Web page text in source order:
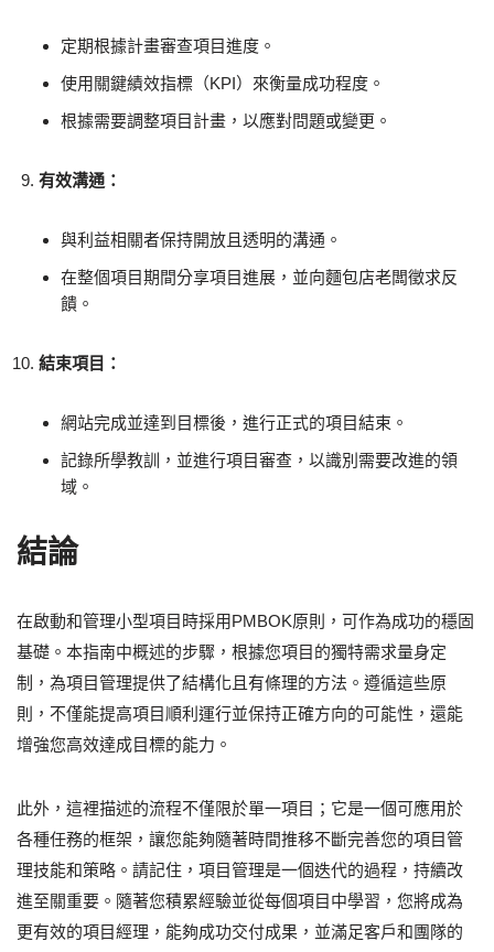
定期根據計畫審查項目進度。
使用關鍵績效指標（KPI）來衡量成功程度。
根據需要調整項目計畫，以應對問題或變更。
有效溝通：
與利益相關者保持開放且透明的溝通。
在整個項目期間分享項目進展，並向麵包店老闆徵求反
饋。
結束項目：
網站完成並達到目標後，進行正式的項目結束。
記錄所學教訓，並進行項目審查，以識別需要改進的領
域。
結論
在啟動和管理小型項目時採用PMBOK原則，可作為成功的穩固
基礎。本指南中概述的步驟，根據您項目的獨特需求量身定
制，為項目管理提供了結構化且有條理的方法。遵循這些原
則，不僅能提高項目順利運行並保持正確方向的可能性，還能
增強您高效達成目標的能力。
此外，這裡描述的流程不僅限於單一項目；它是一個可應用於
各種任務的框架，讓您能夠隨著時間推移不斷完善您的項目管
理技能和策略。請記住，項目管理是一個迭代的過程，持續改
進至關重要。隨著您積累經驗並從每個項目中學習，您將成為
更有效的項目經理，能夠成功交付成果，並滿足客戶和團隊的